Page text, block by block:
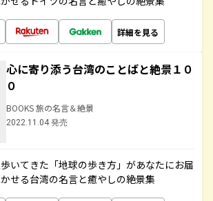
詳細を見る
心に寄り添う台湾のことばと絶景１０
０
BOOKS 旅の名言＆絶景
2022.11.04 発売
いてきた「地球の歩き方」があなたにお届
せる台湾の名言と癒やしの絶景集